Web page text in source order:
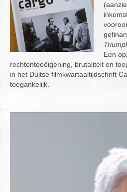
Een
rechtentoeëigening, brutaliteit en
in het Duitse filmkwartaaltijdschrift
toegankelijk.